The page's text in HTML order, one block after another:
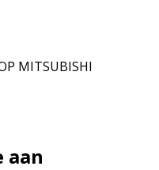
MITSUBISHI
aan